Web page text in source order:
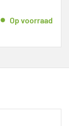
Op voorraad